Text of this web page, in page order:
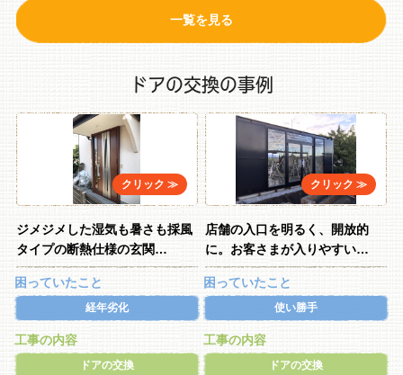
一覧を見る
ドアの交換の事例
ジメジメした湿気も暑さも採風
タイプの断熱仕様の玄関…
困っていたこと
経年劣化
工事の内容
ドアの交換
店舗の入口を明るく、開放的
に。お客さまが入りやすい…
困っていたこと
使い勝手
工事の内容
ドアの交換